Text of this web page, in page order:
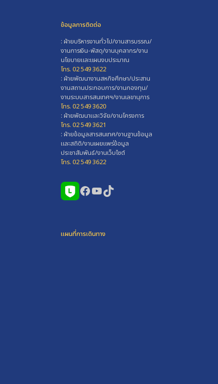
ข้อมูลการติดต่อ
: ฝ่ายบริหารงานทั่วไป/งานสารบรรณ/
งานการเงิน-พัสดุ/งานบุคลากร/งาน
นโยบายและแผนงบประมาณ
โทร. 02 549 3622
: ฝ่ายพัฒนางานสหกิจศึกษา/ประสาน
งานสถานประกอบการ/งานกองทุน/
งานระบบสารสนเทศฯ/งานเลขานุการ
โทร. 02 549 3620
: ฝ่ายพัฒนาและวิจัย/งานโครงการ
โทร. 02 549 3621
: ฝ่ายข้อมูลสารสนเทศ/งานฐานข้อมูล
และสถิติ/งานเผยแพร่ข้อมูล
ประชาสัมพันธ์/งานเว็บไซต์
โทร. 02 549 3622
Facebook
YouTube
TikTok
แผนที่การเดินทาง